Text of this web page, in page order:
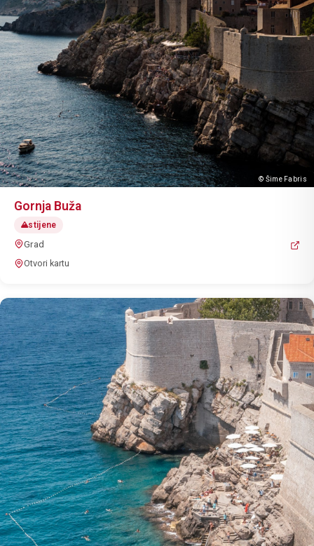
© Šime Fabris
Gornja Buža
stijene
Grad
Otvori kartu